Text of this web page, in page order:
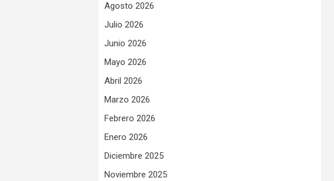
Agosto 2026
Julio 2026
Junio 2026
Mayo 2026
Abril 2026
Marzo 2026
Febrero 2026
Enero 2026
Diciembre 2025
Noviembre 2025